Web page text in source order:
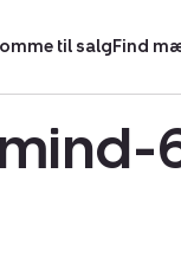
til salgFind